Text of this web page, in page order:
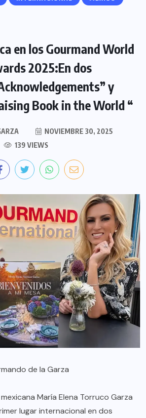
en los Gourmand World
2025:En dos
y
Book in the World “
NOVIEMBRE 30, 2025
139 VIEWS
de la Garza
María Elena Torruco Garza
lugar internacional en dos